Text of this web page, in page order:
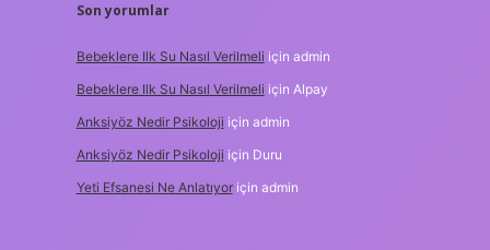
Son yorumlar
Bebeklere Ilk Su Nasıl Verilmeli için admin
Bebeklere Ilk Su Nasıl Verilmeli için Alpay
Anksiyöz Nedir Psikoloji için admin
Anksiyöz Nedir Psikoloji için Duru
Yeti Efsanesi Ne Anlatıyoriçin admin